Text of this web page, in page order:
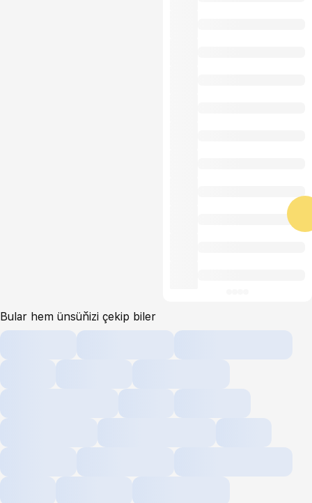
Bular hem ünsüňizi çekip biler